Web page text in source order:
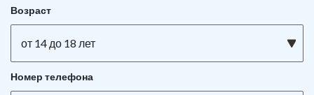
Возраст
от 14 до 18 лет
Номер телефона